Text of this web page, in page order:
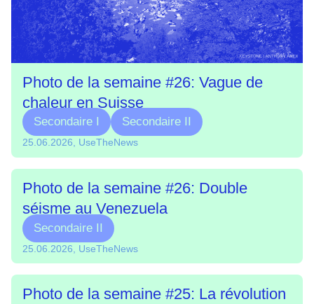
Photo de la semaine #26: Vague de
chaleur en Suisse
Secondaire I Secondaire II
25.06.2026, UseTheNews
Photo de la semaine #26: Double
séisme au Venezuela
Secondaire II
25.06.2026, UseTheNews
Photo de la semaine #25: La révolution